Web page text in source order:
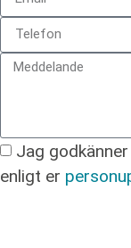
Jag
enligt er